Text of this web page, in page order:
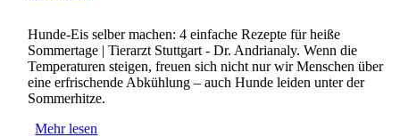
Hunde-Eis selber machen: 4 einfache Rezepte für heiße
Sommertage | Tierarzt Stuttgart - Dr. Andrianaly. Wenn die
Temperaturen steigen, freuen sich nicht nur wir Menschen über
eine erfrischende Abkühlung – auch Hunde leiden unter der
Sommerhitze.
Mehr lesen